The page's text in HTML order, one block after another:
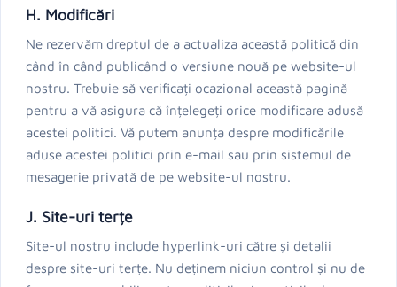
H. Modificări
Ne rezervăm dreptul de a actualiza această politică din
când în când publicând o versiune nouă pe website-ul
nostru. Trebuie să verificați ocazional această pagină
pentru a vă asigura că înțelegeți orice modificare adusă
acestei politici. Vă putem anunța despre modificările
aduse acestei politici prin e-mail sau prin sistemul de
mesagerie privată de pe website-ul nostru.
J. Site-uri terțe
Site-ul nostru include hyperlink-uri către și detalii
despre site-uri terțe. Nu deținem niciun control și nu de